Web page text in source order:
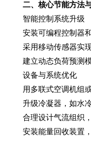
二、核心节能方法
智能控制系统升级‌
安装可编程控制器
采用移动传感器实
建立动态负荷预测
设备与系统优化‌
用多联式空调机组
升级冷凝器，如水
合理设计气流组织
安装能量回收装置